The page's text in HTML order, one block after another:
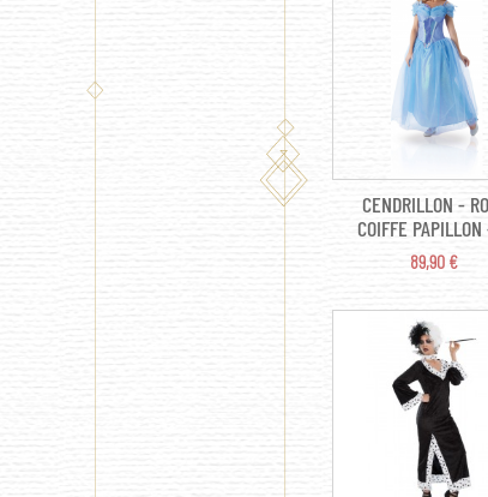
CENDRILLON -
COIFFE
PRIX
89,90 €